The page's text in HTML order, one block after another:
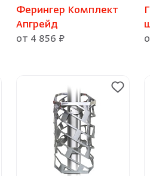
Ферингер Комплект
Апгрейд
от 4 856 ₽